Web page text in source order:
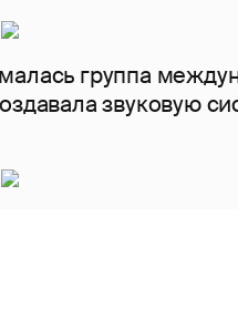
группа
звуковую